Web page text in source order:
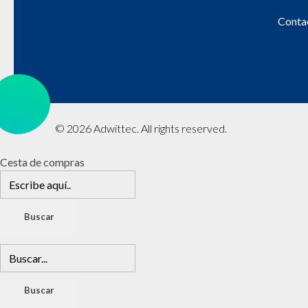
© 2026 Adwittec. All rights reserved.
Cesta de compras